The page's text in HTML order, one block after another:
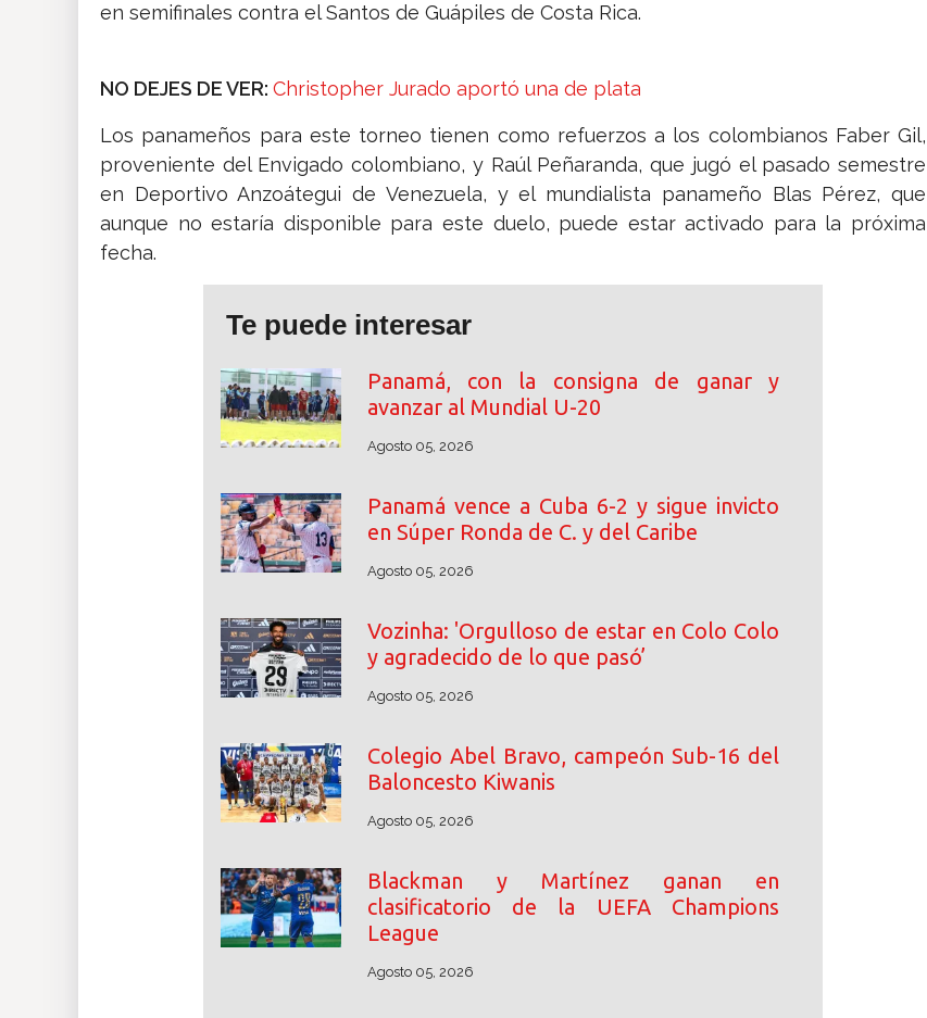
en semifinales contra el Santos de Guápiles de Costa Rica.
NO DEJES DE VER: Christopher Jurado aportó una de plata
Los panameños para este torneo tienen como refuerzos a los colombianos Faber Gil,
proveniente del Envigado colombiano, y Raúl Peñaranda, que jugó el pasado semestre
en Deportivo Anzoátegui de Venezuela, y el mundialista panameño Blas Pérez, que
aunque no estaría disponible para este duelo, puede estar activado para la próxima
fecha.
Te puede interesar
Panamá, con la consigna de ganar y
avanzar al Mundial U-20
Agosto 05, 2026
Panamá vence a Cuba 6-2 y sigue invicto
en Súper Ronda de C. y del Caribe
Agosto 05, 2026
Vozinha: 'Orgulloso de estar en Colo Colo
y agradecido de lo que pasó’
Agosto 05, 2026
Colegio Abel Bravo, campeón Sub-16 del
Baloncesto Kiwanis
Agosto 05, 2026
Blackman y Martínez ganan en
clasificatorio de la UEFA Champions
League
Agosto 05, 2026